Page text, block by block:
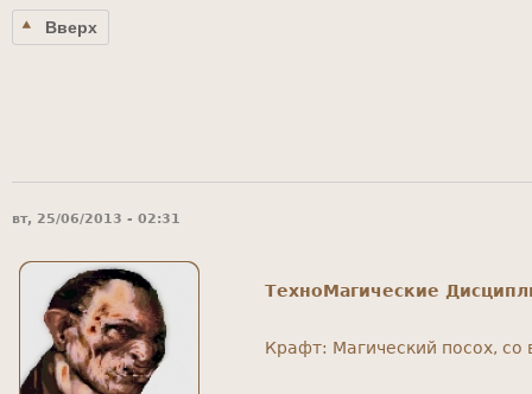
Вверх
вт, 25/06/2013 - 02:31
ТехноМагические
Крафт: Магический посох,